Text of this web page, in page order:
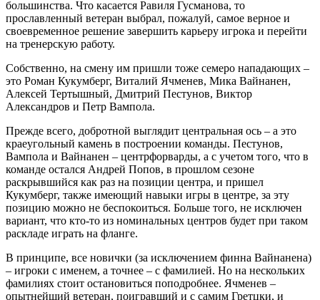
большинства. Что касается Равиля Гусманова, то
прославленный ветеран выбрал, пожалуй, самое верное и
своевременное решение завершить карьеру игрока и перейти
на тренерскую работу.
Собственно, на смену им пришли тоже семеро нападающих –
это Роман Кукумберг, Виталий Ячменев, Мика Вайнанен,
Алексей Тертышный, Дмитрий Пестунов, Виктор
Александров и Петр Вампола.
Прежде всего, добротной выглядит центральная ось – а это
краеугольный камень в построении команды. Пестунов,
Вампола и Вайнанен – центрфорварды, а с учетом того, что в
команде остался Андрей Попов, в прошлом сезоне
раскрывшийся как раз на позиции центра, и пришел
Кукумберг, также имеющий навыки игры в центре, за эту
позицию можно не беспокоиться. Больше того, не исключен
вариант, что кто-то из номинальных центров будет при таком
раскладе играть на фланге.
В принципе, все новички (за исключением финна Вайнанена)
– игроки с именем, а точнее – с фамилией. Но на нескольких
фамилиях стоит остановиться поподробнее. Ячменев –
опытнейший ветеран, поигравший и с самим Гретцки, и